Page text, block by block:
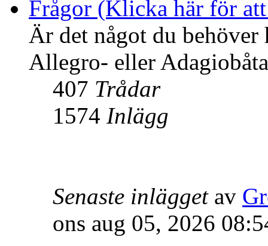
Frågor (Klicka här för
Är det något du
Allegro- eller
407 Trådar
1574 Inlägg
Senaste inläggetav
ons aug 05, 2026